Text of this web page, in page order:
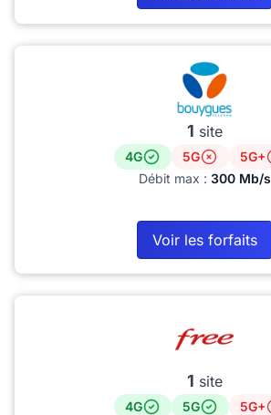
1 site
4G 5G
5G+
Débit max : 300 Mb/s
Voir les forfaits
1 site
4G 5G
5G+